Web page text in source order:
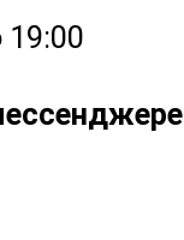
19:00